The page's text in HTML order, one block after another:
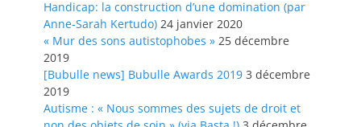
Handicap: la construction d’une domination (par
Anne-Sarah Kertudo) 24 janvier 2020
« Mur des sons autistophobes » 25 décembre
2019
[Bubulle news] Bubulle Awards 2019 3 décembre
2019
Autisme : « Nous sommes des sujets de droit et